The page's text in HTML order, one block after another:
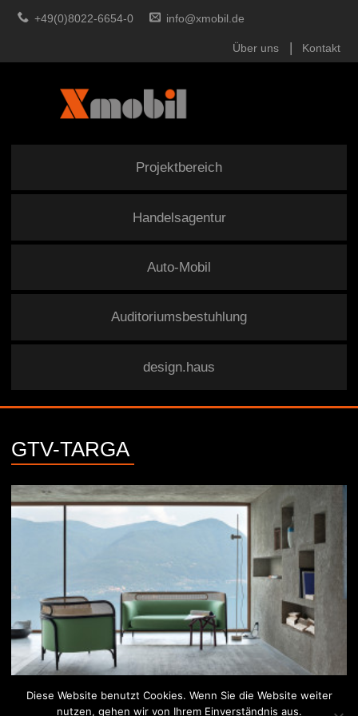
+49(0)8022-6654-0 info@xmobil.de
Über uns Kontakt
Projektbereich
Handelsagentur
Auto-Mobil
Auditoriumsbestuhlung
design.haus
GTV-TARGA
Diese Website benutzt Cookies. Wenn Sie die Website weiter
nutzen, gehen wir von Ihrem Einverständnis aus.